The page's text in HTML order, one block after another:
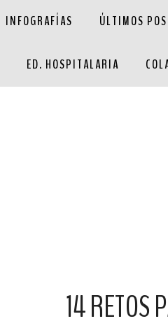
INFOGRAFÍAS ÚLTIMOS
ED. HOSPITALARIA
14 RETOS